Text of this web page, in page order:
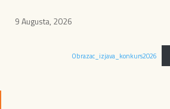
9 Augusta, 2026
Obrazac_izjava_konkurs2026